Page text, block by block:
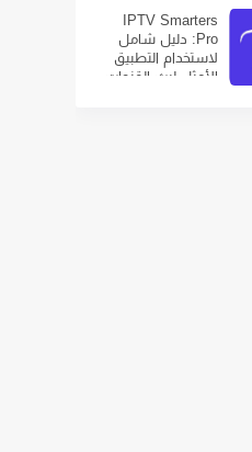
IPTV Smarters
Pro: دليل شامل
لاستخدام التطبيق
الأمثل لبث القنوات